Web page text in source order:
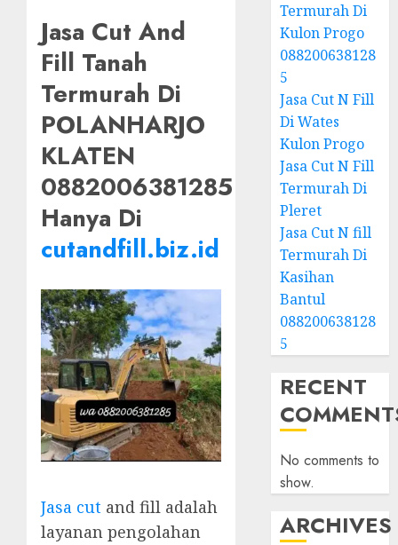
Jasa Cut And
Fill Tanah
Termurah Di
POLANHARJO
KLATEN
0882006381285
Hanya Di
cutandfill.biz.id
Jasa cut and fill adalah
layanan pengolahan
Termurah Di
Kulon Progo
088200638128
5
Jasa Cut N Fill
Di Wates
Kulon Progo
Jasa Cut N Fill
Termurah Di
Pleret
Jasa Cut N fill
Termurah Di
Kasihan
Bantul
088200638128
5
RECENT
No comments to
show.
ARCHIVES